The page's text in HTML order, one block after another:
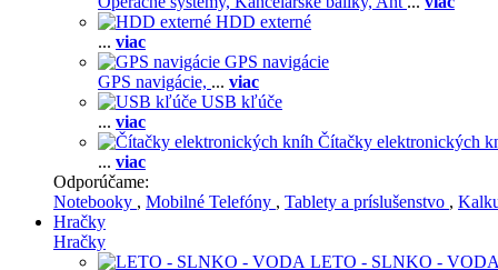
HDD externé
... viac
GPS navigácie
GPS navigácie, ... viac
USB kľúče
... viac
Čítačky elektronických
... viac
Odporúčame:
Notebooky , Mobilné Telefóny , Tablety a príslušenstvo ,
Hračky
Hračky
LETO - SLNKO - VODA